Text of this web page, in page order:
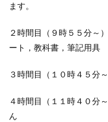
ます。
２時間目（９時５５分
ート，教科書，筆記用具
３時間目（１０時４
４時間目（１１時４
ん